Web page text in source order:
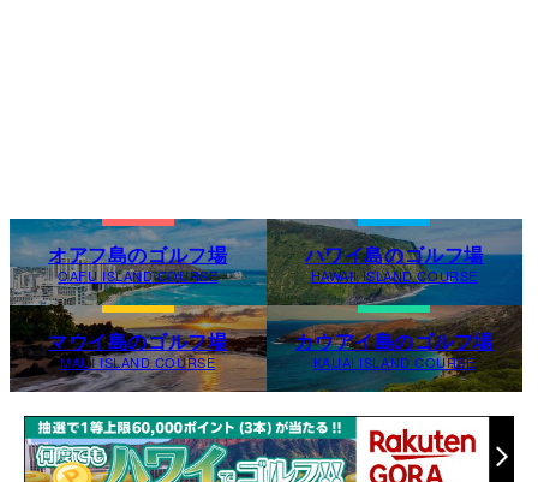
オアフ島のゴルフ場
OAFU ISLAND COURSE
ハワイ島のゴルフ場
HAWAII ISLAND COURSE
マウイ島のゴルフ場
MAUI ISLAND COURSE
カウアイ島のゴルフ場
KAUAI ISLAND COURSE